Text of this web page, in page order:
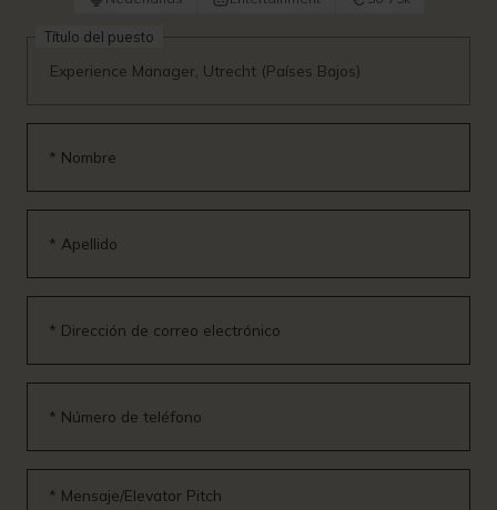
Título del puesto
* Nombre
* Apellido
* Dirección de correo electrónico
* Número de teléfono
* Mensaje/Elevator Pitch